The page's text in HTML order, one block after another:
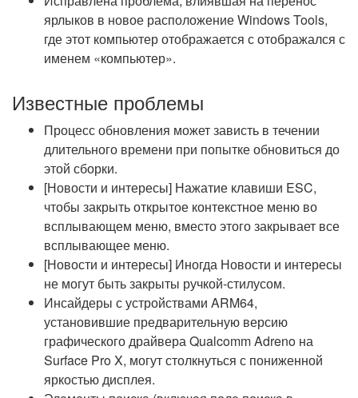
ярлыков в новое расположение Windows Tools,
где этот компьютер отображается с отображался с
именем «компьютер».
Известные проблемы
Процесс обновления может зависть в течении
длительного времени при попытке обновиться до
этой сборки.
[Новости и интересы] Нажатие клавиши ESC,
чтобы закрыть открытое контекстное меню во
всплывающем меню, вместо этого закрывает все
всплывающее меню.
[Новости и интересы] Иногда Новости и интересы
не могут быть закрыты ручкой-стилусом.
Инсайдеры с устройствами ARM64,
установившие предварительную версию
графического драйвера Qualcomm Adreno на
Surface Pro X, могут столкнуться с пониженной
яркостью дисплея.